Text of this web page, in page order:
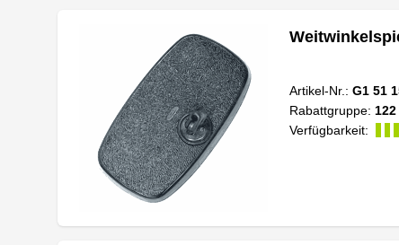
Artikel-Nr.: G1 51
Rabattgruppe: 122
Verfügbarkeit: